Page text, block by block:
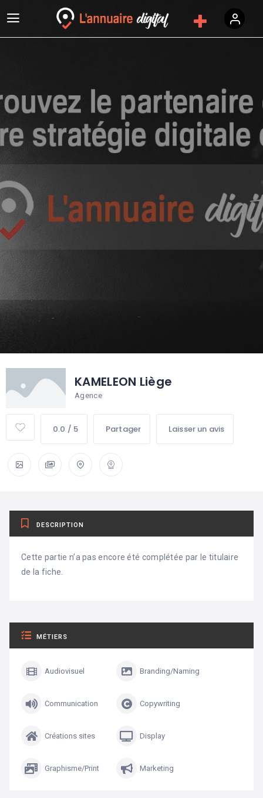
KAMELEON Liège
Agence
0.0 / 5 Partager Laisser un avis
DESCRIPTION
Cette partie n’a pas encore été complétée par le titulaire
de la fiche.
MÉTIERS
Audiovisuel Branding/Naming
Communication Copywriting
Créations sites Display
Graphisme/Print Marketing